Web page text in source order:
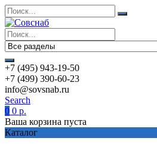
+7 (495) 943-19-50
+7 (499) 390-60-23
info@sovsnab.ru
Search
0 0 р.
Ваша корзина пуста
Каталог